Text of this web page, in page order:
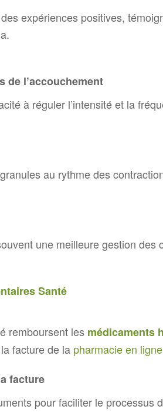
expériences positives,
de l’accouchement
à réguler l’intensité et la
au rythme des
une meilleure gestion
Santé
remboursent les médicaments
facture de la pharmacie en ligne
facture
pour faciliter le processus